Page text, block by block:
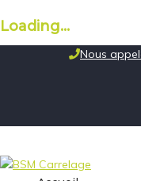
Loading...
Nous